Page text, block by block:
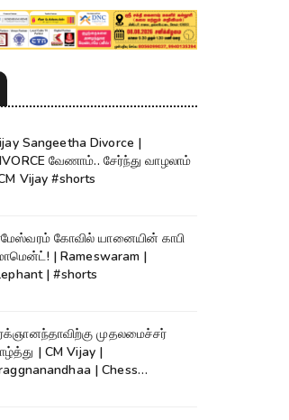
Sangeetha Divorce |
வேணாம்.. சேர்ந்து வாழலாம்
Vijay #shorts
கோவில் யானையின் காபி
| Rameswaram |
| #shorts
முதலமைச்சர்
| CM Vijay |
| Chess